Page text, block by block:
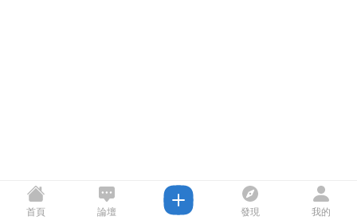
首頁 論壇 發現 我的